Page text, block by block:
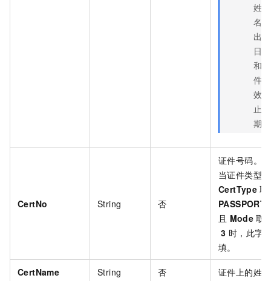
姓
名、
出生
日期
和证
件有
效截
止日
期。
CertNo String 否
证件号码。
当证件类型
CertType 取
PASSPORT
且 Mode 取
3 时，此字
填。
CertName String 否 证件上的姓